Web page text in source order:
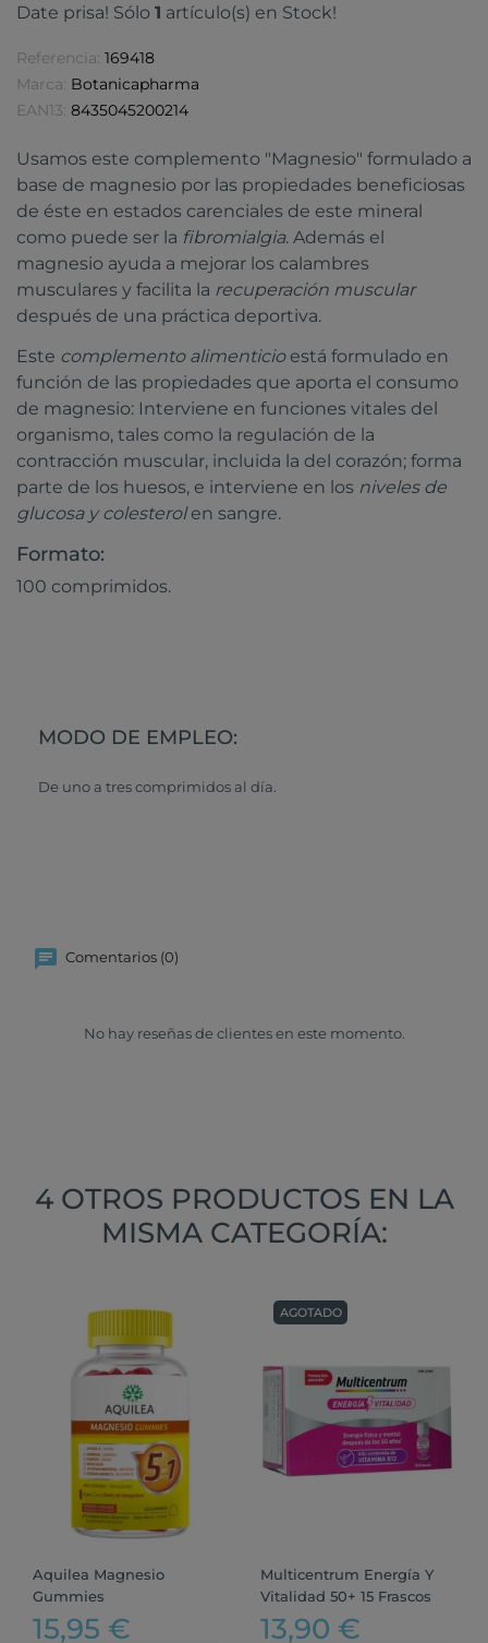
Date prisa! Sólo 1 artículo(s) en Stock!
Referencia: 169418
Marca: Botanicapharma
EAN13: 8435045200214
Usamos este complemento "Magnesio" formulado a
base de magnesio por las propiedades beneficiosas
de éste en estados carenciales de este mineral
como puede ser la fibromialgia. Además el
magnesio ayuda a mejorar los calambres
musculares y facilita la recuperación muscular
después de una práctica deportiva.
Este complemento alimenticioestá formulado en
función de las propiedades que aporta el consumo
de magnesio: Interviene en funciones vitales del
organismo, tales como la regulación de la
contracción muscular, incluida la del corazón; forma
parte de los huesos, e interviene en los niveles de
glucosa y colesterolen sangre.
Formato:
100 comprimidos.
MODO DE EMPLEO:
De uno a tres comprimidos al día.
Comentarios (0)
No hay reseñas de clientes en este momento.
4 OTROS PRODUCTOS EN LA
MISMA CATEGORÍA:
Aquilea Magnesio
Gummies
15,95 €
Multicentrum Energía Y
Vitalidad 50+ 15 Frascos
13,90 €
AGOTADO